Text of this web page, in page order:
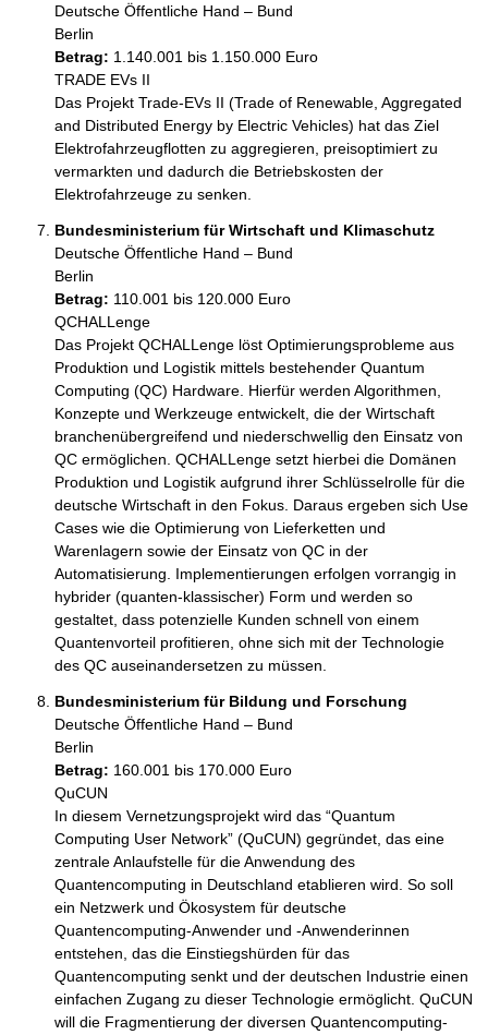
Deutsche Öffentliche Hand – Bund
Berlin
Betrag: 1.140.001 bis 1.150.000 Euro
TRADE EVs II
Das Projekt Trade-EVs II (Trade of Renewable, Aggregated
and Distributed Energy by Electric Vehicles) hat das Ziel
Elektrofahrzeugflotten zu aggregieren, preisoptimiert zu
vermarkten und dadurch die Betriebskosten der
Elektrofahrzeuge zu senken.
Bundesministerium für Wirtschaft und Klimaschutz
Deutsche Öffentliche Hand – Bund
Berlin
Betrag: 110.001 bis 120.000 Euro
QCHALLenge
Das Projekt QCHALLenge löst Optimierungsprobleme aus
Produktion und Logistik mittels bestehender Quantum
Computing (QC) Hardware. Hierfür werden Algorithmen,
Konzepte und Werkzeuge entwickelt, die der Wirtschaft
branchenübergreifend und niederschwellig den Einsatz von
QC ermöglichen. QCHALLenge setzt hierbei die Domänen
Produktion und Logistik aufgrund ihrer Schlüsselrolle für die
deutsche Wirtschaft in den Fokus. Daraus ergeben sich Use
Cases wie die Optimierung von Lieferketten und
Warenlagern sowie der Einsatz von QC in der
Automatisierung. Implementierungen erfolgen vorrangig in
hybrider (quanten-klassischer) Form und werden so
gestaltet, dass potenzielle Kunden schnell von einem
Quantenvorteil profitieren, ohne sich mit der Technologie
des QC auseinandersetzen zu müssen.
Bundesministerium für Bildung und Forschung
Deutsche Öffentliche Hand – Bund
Berlin
Betrag: 160.001 bis 170.000 Euro
QuCUN
In diesem Vernetzungsprojekt wird das “Quantum
Computing User Network” (QuCUN) gegründet, das eine
zentrale Anlaufstelle für die Anwendung des
Quantencomputing in Deutschland etablieren wird. So soll
ein Netzwerk und Ökosystem für deutsche
Quantencomputing-Anwender und -Anwenderinnen
entstehen, das die Einstiegshürden für das
Quantencomputing senkt und der deutschen Industrie einen
einfachen Zugang zu dieser Technologie ermöglicht. QuCUN
will die Fragmentierung der diversen Quantencomputing-